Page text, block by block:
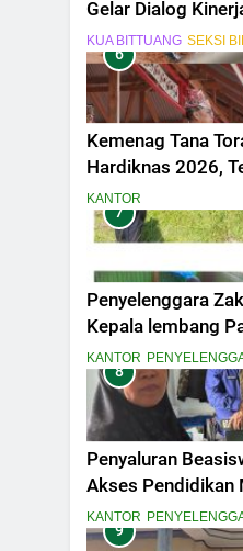
Gelar Dialog
KUA BITTUANG SEKSI
6
Kemenag Tana
Hardiknas 2026,
Pendidikan
KANTOR
7
Penyelenggara
Kepala lembang
Wakaf Masjid
penyesuaian titik
KANTOR
8
Penyaluran
Akses Pendidikan
KANTOR
9